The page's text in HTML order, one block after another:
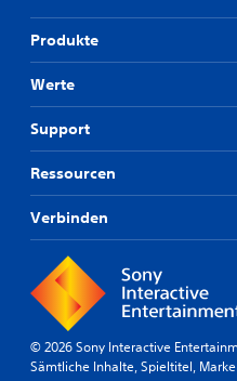
Produkte
Werte
Support
Ressourcen
Verbinden
© 2026 Sony Interactive
Sämtliche Inhalte, Spieltitel,